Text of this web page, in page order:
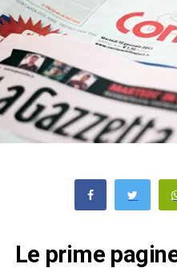
Le prime